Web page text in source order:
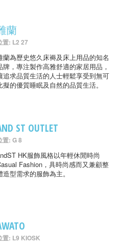
蘭
置: L2 27
蘭為歷史悠久床褥及床上用品的知名
牌，專注製作高雅舒適的家居用品，
追求品質生活的人士輕鬆享受到無可
擬的優質睡眠及自然的品質生活。
ST OUTLET
置: G 8
HK服飾風格以年輕休閒時尚
Fashion，具時尚感而又兼顧整
造型需求的服飾為主。
置: L9 KIOSK